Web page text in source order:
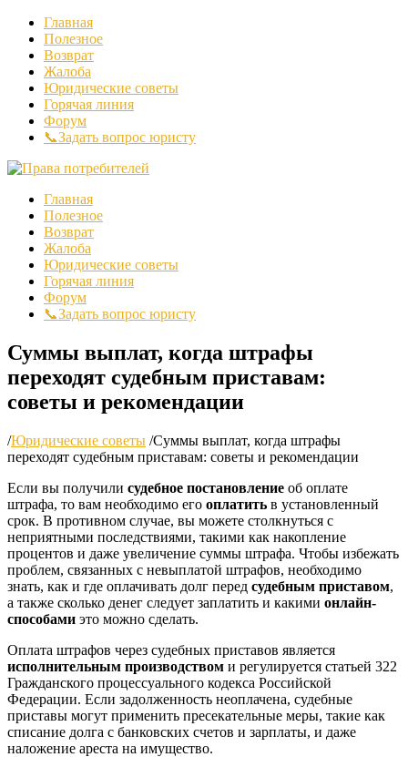
Главная
Полезное
Возврат
Жалоба
Юридические советы
Горячая линия
Форум
📞Задать вопрос юристу
Главная
Полезное
Возврат
Жалоба
Юридические советы
Горячая линия
Форум
📞Задать вопрос юристу
Суммы выплат, когда штрафы
переходят судебным приставам:
советы и рекомендации
/Юридические советы /Суммы выплат, когда штрафы
переходят судебным приставам: советы и рекомендации
Если вы получили судебное постановление об оплате
штрафа, то вам необходимо его оплатить в установленный
срок. В противном случае, вы можете столкнуться с
неприятными последствиями, такими как накопление
процентов и даже увеличение суммы штрафа. Чтобы избежать
проблем, связанных с невыплатой штрафов, необходимо
знать, как и где оплачивать долг перед судебным приставом,
а также сколько денег следует заплатить и какими онлайн-
способами это можно сделать.
Оплата штрафов через судебных приставов является
исполнительным производством и регулируется статьей 322
Гражданского процессуального кодекса Российской
Федерации. Если задолженность неоплачена, судебные
приставы могут применить пресекательные меры, такие как
списание долга с банковских счетов и зарплаты, и даже
наложение ареста на имущество.